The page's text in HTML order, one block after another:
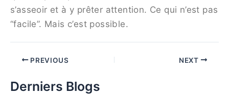
s’asseoir et à y prêter attention. Ce qui n’est pas
“facile”. Mais c’est possible.
PREVIOUS NEXT
Derniers Blogs